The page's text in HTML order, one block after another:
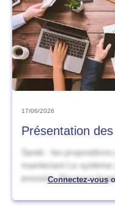
17/06/2026
Présentation
Santé : les
maintenant Le
pression. Parcours
Connectez-vous